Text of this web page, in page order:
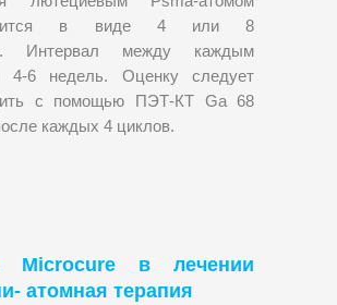
в виде 4 или 8
Интервал между каждым
4-6 недель. Оценку следует
с помощью ПЭТ-КТ Ga 68
каждых 4 циклов.
Microcure в лечении
атомная терапия